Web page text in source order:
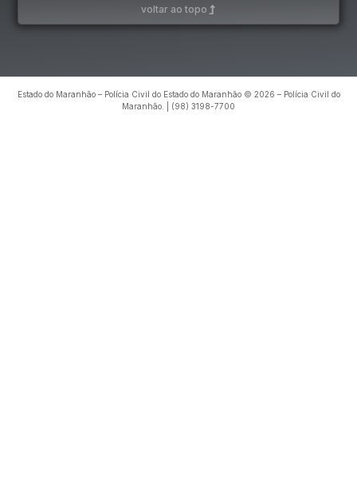
voltar ao topo
Estado do Maranhão – Polícia Civil do Estado do Maranhão © 2026 – Polícia Civil do
Maranhão. | (98) 3198-7700